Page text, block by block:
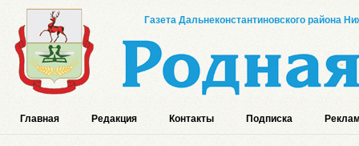
Газета Дальнеконстантиновского района
Главная Редакция Контакты Подписка